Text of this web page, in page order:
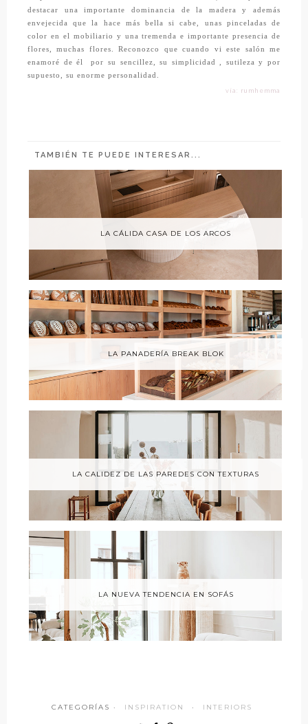
destacar una importante dominancia de la madera y además
envejecida que la hace más bella si cabe, unas pinceladas de
color en el mobiliario y una tremenda e importante presencia de
flores, muchas flores. Reconozco que cuando vi este salón me
enamoré de él
por su sencillez, su simplicidad , sutileza y por
supuesto, su enorme personalidad.
vía: rumhemma
TAMBIÉN TE PUEDE INTERESAR...
LA CÁLIDA CASA DE LOS ARCOS
LA PANADERÍA BREAK BLOK
LA CALIDEZ DE LAS PAREDES CON TEXTURAS
LA NUEVA TENDENCIA EN SOFÁS
CATEGORÍAS · INSPIRATION · INTERIORS